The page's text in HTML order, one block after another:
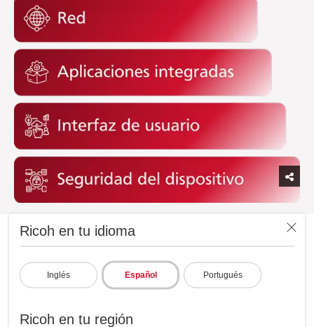
Ricoh en tu idioma
Inglés Español Portugués
Ricoh en tu región
La seguridad de los datos está en
nuestro ADN